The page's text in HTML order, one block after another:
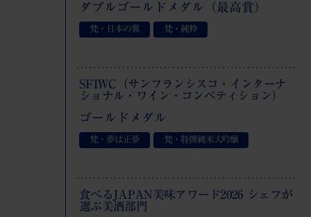
ダブルゴールドメダル（最高賞）
梵・日本の翼 梵・純粋
SFIWC（サンフランシスコ・インターナ
ショナル・ワイン・コンペティション）
ゴールドメダル
梵・夢は正夢 梵・特撰純米大吟醸
食べるJAPAN美味アワード2026 シェフが
選ぶ美酒部門